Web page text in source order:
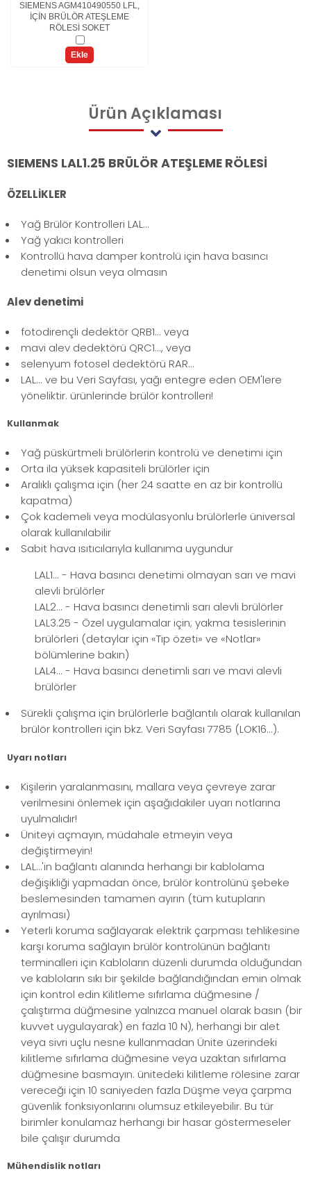
SIEMENS AGM410490550 LFL,
İÇİN BRÜLÖR ATEŞLEME
RÖLESİ SOKET
Ekle
ÜrünAçıklaması
SIEMENS LAL1.25 BRÜLÖR ATEŞLEME RÖLESİ
ÖZELLİKLER
Yağ Brülör Kontrolleri LAL...
Yağ yakıcı kontrolleri
Kontrollü hava damper kontrolü için hava basıncı
denetimi olsun veya olmasın
Alev denetimi
fotodirençli dedektör QRB1... veya
mavi alev dedektörü QRC1..., veya
selenyum fotosel dedektörü RAR...
LAL... ve bu Veri Sayfası, yağı entegre eden OEM'lere
yöneliktir. ürünlerinde brülör kontrolleri!
Kullanmak
Yağ püskürtmeli brülörlerin kontrolü ve denetimi için
Orta ila yüksek kapasiteli brülörler için
Aralıklı çalışma için (her 24 saatte en az bir kontrollü
kapatma)
Çok kademeli veya modülasyonlu brülörlerle üniversal
olarak kullanılabilir
Sabit hava ısıtıcılarıyla kullanıma uygundur
LAL1... - Hava basıncı denetimi olmayan sarı ve mavi
alevli brülörler
LAL2... - Hava basıncı denetimli sarı alevli brülörler
LAL3.25 - Özel uygulamalar için; yakma tesislerinin
brülörleri (detaylar için «Tip özeti» ve «Notlar»
bölümlerine bakın)
LAL4... - Hava basıncı denetimli sarı ve mavi alevli
brülörler
Sürekli çalışma için brülörlerle bağlantılı olarak kullanılan
brülör kontrolleri için bkz. Veri Sayfası 7785 (LOK16...).
Uyarı notları
Kişilerin yaralanmasını, mallara veya çevreye zarar
verilmesini önlemek için aşağıdakiler uyarı notlarına
uyulmalıdır!
Üniteyi açmayın, müdahale etmeyin veya
değiştirmeyin!
LAL…'in bağlantı alanında herhangi bir kablolama
değişikliği yapmadan önce, brülör kontrolünü şebeke
beslemesinden tamamen ayırın (tüm kutupların
ayrılması)
Yeterli koruma sağlayarak elektrik çarpması tehlikesine
karşı koruma sağlayın brülör kontrolünün bağlantı
terminalleri için Kabloların düzenli durumda olduğundan
ve kabloların sıkı bir şekilde bağlandığından emin olmak
için kontrol edin Kilitleme sıfırlama düğmesine /
çalıştırma düğmesine yalnızca manuel olarak basın (bir
kuvvet uygulayarak) en fazla 10 N), herhangi bir alet
veya sivri uçlu nesne kullanmadan Ünite üzerindeki
kilitleme sıfırlama düğmesine veya uzaktan sıfırlama
düğmesine basmayın. ünitedeki kilitleme rölesine zarar
vereceği için 10 saniyeden fazla Düşme veya çarpma
güvenlik fonksiyonlarını olumsuz etkileyebilir. Bu tür
birimler konulamaz herhangi bir hasar göstermeseler
bile çalışır durumda
Mühendislik notları